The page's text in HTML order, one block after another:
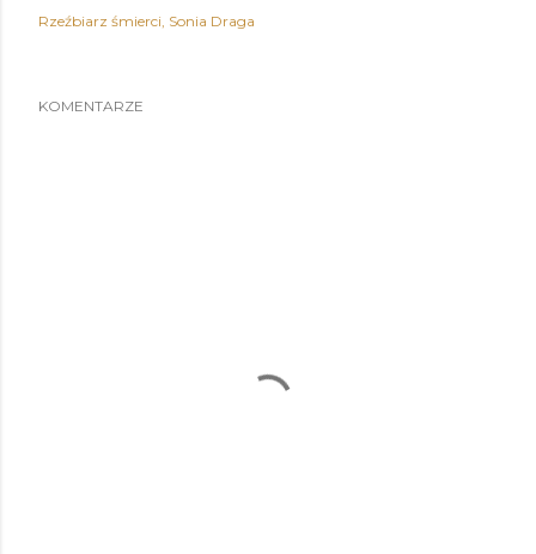
Rzeźbiarz śmierci Sonia Draga
KOMENTARZE